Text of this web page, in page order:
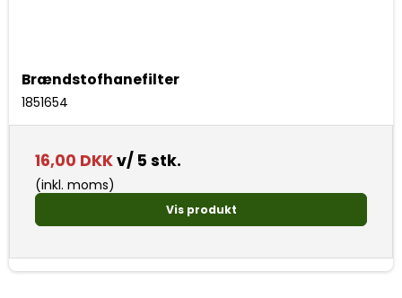
Brændstofhanefilter
1851654
16,00 DKKv/ 5 stk.
(inkl. moms)
Vis produkt